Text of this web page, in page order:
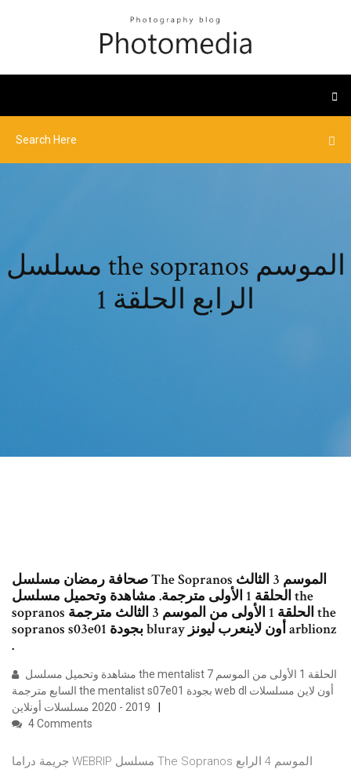
مسلسل the sopranos الموسم
الرابع الحلقة 1
صحافة رمضان مسلسل The Sopranos الموسم 3 الثالث
الحلقة 1 الأولى مترجمة. مشاهدة وتحميل مسلسل the
sopranos الحلقة 1 الأولى من الموسم 3 الثالث مترجمة the
sopranos s03e01 بجودة bluray أون لاينعرب ليونز arblionz
.
السابع مترجمة the mentalist s07e01 بجودة web dl أون لاين مسلسلات
2019 - 2020 مسلسلات أونلاين
4 Comments
جريمة دراما WEBRIP مسلسل The Sopranos الموسم 4 الرابع